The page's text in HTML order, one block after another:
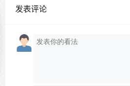
发表评论